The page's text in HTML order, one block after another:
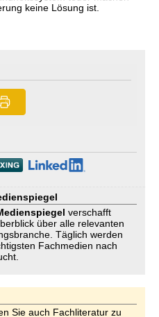
keine Lösung ist.
verschafft
über alle relevanten
Täglich werden
Fachmedien nach
Sie auch Fachliteratur zu